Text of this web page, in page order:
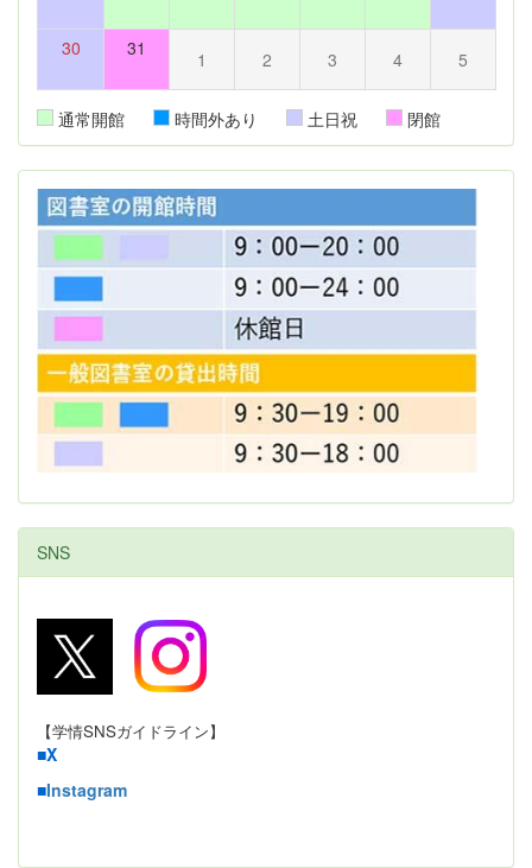
30 31 1 2 3 4 5
通常開館 時間外あり 土日祝 閉館
SNS
【学情SNSガイドライン】
■X
■Instagram